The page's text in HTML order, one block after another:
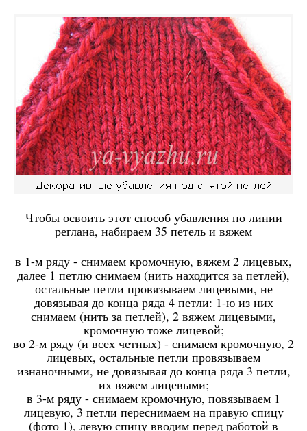
Чтобы освоить этот способ убавления по линии
реглана, набираем 35 петель и вяжем
в 1-м ряду - снимаем кромочную, вяжем 2 лицевых,
далее 1 петлю снимаем (нить находится за петлей),
остальные петли провязываем лицевыми, не
довязывая до конца ряда 4 петли: 1-ю из них
снимаем (нить за петлей), 2 вяжем лицевыми,
кромочную тоже лицевой;
во 2-м ряду (и всех четных) - снимаем кромочную, 2
лицевых, остальные петли провязываем
изнаночными, не довязывая до конца ряда 3 петли,
их вяжем лицевыми;
в 3-м ряду - снимаем кромочную, повязываем 1
лицевую, 3 петли переснимаем на правую спицу
(фото 1), левую спицу вводим перед работой в